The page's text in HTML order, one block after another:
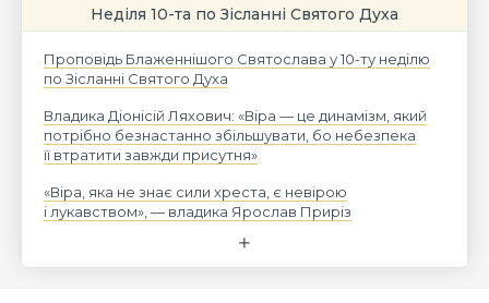
Неділя 10-та по Зісланні Святого Духа
Проповідь Блаженнішого Святослава у 10-ту неділю
по Зісланні Святого Духа
Владика Діонісій Ляхович: «Віра — це динамізм, який
потрібно безнастанно збільшувати, бо небезпека
її втратити завжди присутня»
«Віра, яка не знає сили хреста, є невірою
і лукавством», — владика Ярослав Приріз